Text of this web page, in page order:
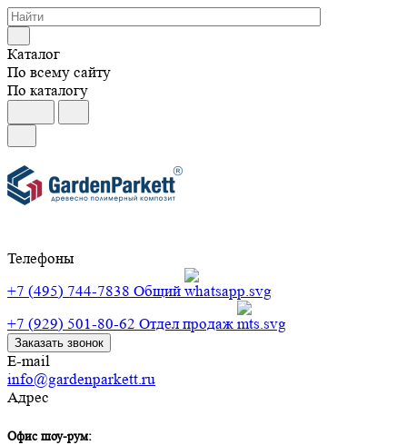
Каталог
По всему сайту
По каталогу
Телефоны
+7 (495) 744-7838 Общий
+7 (929) 501-80-62 Отдел продаж
Заказать звонок
E-mail
info@gardenparkett.ru
Адрес
Офис шоу-рум: